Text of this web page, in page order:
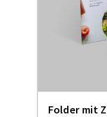
Folder mit